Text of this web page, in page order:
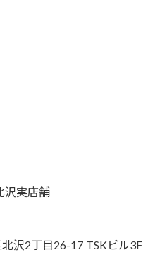
沢実店舗
沢2丁目26-17 TSKビル3F